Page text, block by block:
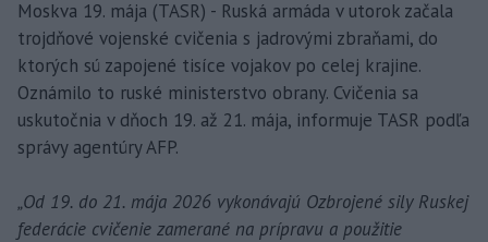
Moskva 19. mája (TASR) - Ruská armáda v utorok začala
trojdňové vojenské cvičenia s jadrovými zbraňami, do
ktorých sú zapojené tisíce vojakov po celej krajine.
Oznámilo to ruské ministerstvo obrany. Cvičenia sa
uskutočnia v dňoch 19. až 21. mája, informuje TASR podľa
správy agentúry AFP.
„Od 19. do 21. mája 2026 vykonávajú Ozbrojené sily Ruskej
federácie cvičenie zamerané na prípravu a použitie